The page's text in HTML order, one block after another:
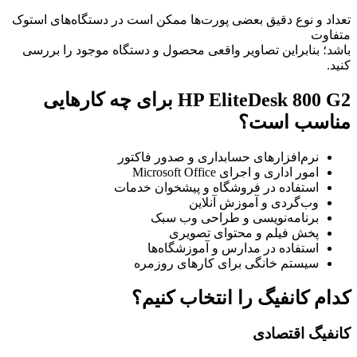
تعداد و نوع دقیق بعضی پورت‌ها ممکن است در دستگاه‌های استوک
متفاوت
باشد؛ بنابراین تصاویر واقعی محصول و دستگاه موجود را بررسی
کنید.
HP EliteDesk 800 G2 برای چه کارهایی
مناسب است؟
نرم‌افزارهای حسابداری و صدور فاکتور
امور اداری و اجرای Microsoft Office
استفاده در فروشگاه و پیشخوان خدمات
وب‌گردی و آموزش آنلاین
برنامه‌نویسی و طراحی وب سبک
پخش فیلم و محتوای تصویری
استفاده در مدارس و آموزشگاه‌ها
سیستم خانگی برای کارهای روزمره
کدام کانفیگ را انتخاب کنیم؟
کانفیگ اقتصادی